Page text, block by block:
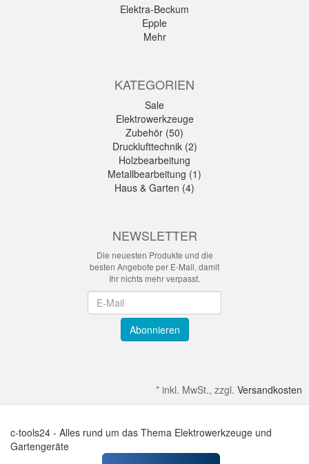
Elektra-Beckum
Epple
Mehr
KATEGORIEN
Sale
Elektrowerkzeuge
Zubehör (50)
Drucklufttechnik (2)
Holzbearbeitung
Metallbearbeitung (1)
Haus & Garten (4)
NEWSLETTER
Die neuesten Produkte und die
besten Angebote per E-Mail, damit
Ihr nichts mehr verpasst.
Abonnieren
* inkl. MwSt., zzgl. Versandkosten
c-tools24 - Alles rund um das Thema Elektrowerkzeuge und
Gartengeräte